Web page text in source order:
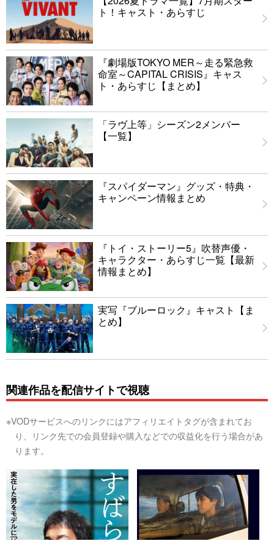
ト！キャスト・あらすじ
『劇場版TOKYO MER～走る緊急救
命室～CAPITAL CRISIS』キャス
ト・あらすじ【まとめ】
「ラヴ上等」シーズン2メンバー
【一覧】
『スパイダーマン』グッズ・特典・
キャンペーン情報まとめ
『トイ・ストーリー5』吹替声優・
キャラクター・あらすじ一覧【最新
情報まとめ】
実写『ブルーロック』キャスト【ま
とめ】
関連作品を配信サイトで視聴
※VODサービスへのリンクにはアフィリエイトタグが含まれてお
り、リンク先での会員登録や購入などでの収益化を行う場合があ
ります。